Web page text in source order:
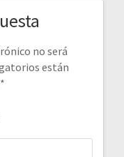
no será
están
*